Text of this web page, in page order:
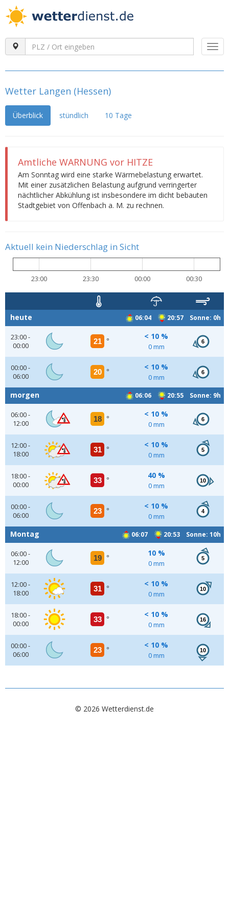
Wetter Langen (Hessen)
Überblick stündlich 10 Tage
Amtliche WARNUNG vor HITZE
Am Sonntag wird eine starke Wärmebelastung erwartet.
Mit einer zusätzlichen Belastung aufgrund verringerter
nächtlicher Abkühlung ist insbesondere im dicht bebauten
Stadtgebiet von Offenbach a. M. zu rechnen.
Aktuell kein Niederschlag in Sicht
23:00 23:30 00:00 00:30
06:04 20:57 Sonne: 0h
heute
23:00 -
00:00
21 °
< 10 %
0 mm
6
00:00 -
06:00
20 °
< 10 %
0 mm
6
06:06 20:55 Sonne: 9h
morgen
06:00 -
12:00
18 °
< 10 %
0 mm
6
12:00 -
18:00
31 °
< 10 %
0 mm
5
18:00 -
00:00
33 °
40 %
0 mm
10
00:00 -
06:00
23 °
< 10 %
0 mm
4
06:07 20:53 Sonne: 10h
Montag
06:00 -
12:00
19 °
10 %
0 mm
5
12:00 -
18:00
31 °
< 10 %
0 mm
10
18:00 -
00:00
33 °
< 10 %
0 mm
16
00:00 -
06:00
23 °
< 10 %
0 mm
10
© 2026 Wetterdienst.de